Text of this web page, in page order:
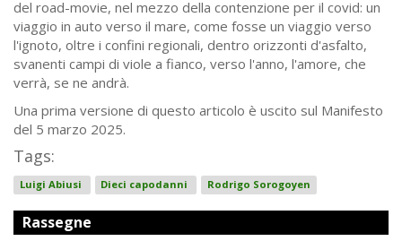
del road-movie, nel mezzo della contenzione per il covid: un
viaggio in auto verso il mare, come fosse un viaggio verso
l'ignoto, oltre i confini regionali, dentro orizzonti d'asfalto,
svanenti campi di viole a fianco, verso l'anno, l'amore, che
verrà, se ne andrà.
Una prima versione di questo articolo è uscito sul Manifesto
del 5 marzo 2025.
Tags:
Luigi Abiusi Dieci capodanni Rodrigo Sorogoyen
Rassegne